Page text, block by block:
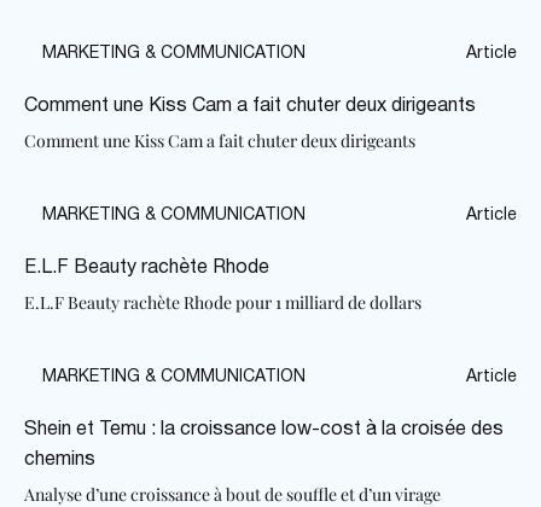
MARKETING & COMMUNICATION Article
Comment une Kiss Cam a fait chuter deux dirigeants
Comment une Kiss Cam a fait chuter deux dirigeants
MARKETING & COMMUNICATION Article
E.L.F Beauty rachète Rhode
E.L.F Beauty rachète Rhode pour 1 milliard de dollars
MARKETING & COMMUNICATION Article
Shein et Temu : la croissance low-cost à la croisée des
chemins
Analyse d’une croissance à bout de souffle et d’un virage